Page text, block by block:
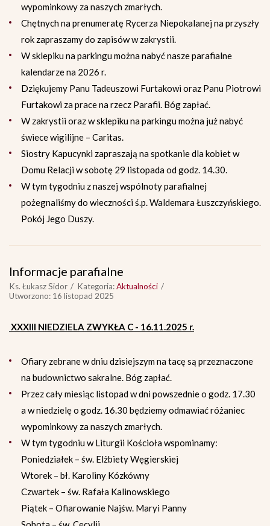
wypominkowy za naszych zmarłych.
Chętnych na prenumeratę Rycerza Niepokalanej na przyszły
rok zapraszamy do zapisów w zakrystii.
W sklepiku na parkingu można nabyć nasze parafialne
kalendarze na 2026 r.
Dziękujemy Panu Tadeuszowi Furtakowi oraz Panu Piotrowi
Furtakowi za prace na rzecz Parafii. Bóg zapłać.
W zakrystii oraz w sklepiku na parkingu można już nabyć
świece wigilijne – Caritas.
Siostry Kapucynki zapraszają na spotkanie dla kobiet w
Domu Relacji w sobotę 29 listopada od godz. 14.30.
W tym tygodniu z naszej wspólnoty parafialnej
pożegnaliśmy do wieczności ś.p. Waldemara Łuszczyńskiego.
Pokój Jego Duszy.
Informacje parafialne
Ks. Łukasz Sidor Kategoria:Aktualności
Utworzono: 16 listopad 2025
XXXIII NIEDZIELA ZWYKŁA C - 16.11.2025 r.
Ofiary zebrane w dniu dzisiejszym na tacę są przeznaczone
na budownictwo sakralne. Bóg zapłać.
Przez cały miesiąc listopad w dni powszednie o godz. 17.30
a w niedzielę o godz. 16.30 będziemy odmawiać różaniec
wypominkowy za naszych zmarłych.
W tym tygodniu w Liturgii Kościoła wspominamy:
Poniedziałek – św. Elżbiety Węgierskiej
Wtorek – bł. Karoliny Kózkówny
Czwartek – św. Rafała Kalinowskiego
Piątek – Ofiarowanie Najśw. Maryi Panny